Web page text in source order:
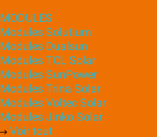
MODULES
Modules Solutium
Modules Dualsun
Modules TCL Solar
Modules SunPower
Modules Trina Solar
Modules Voltec Solar
Modules Jinko Solar
Voir tout